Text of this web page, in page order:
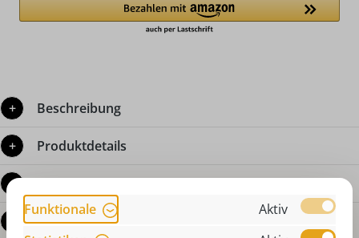
Beschreibung
Produktdetails
Bewertungen
Fragen zum Produkt
Funktionale
Aktiv